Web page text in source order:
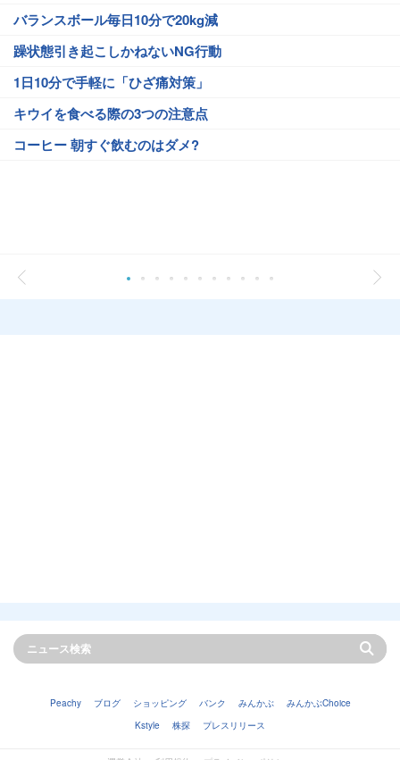
バランスボール毎日10分で20kg減
躁状態引き起こしかねないNG行動
1日10分で手軽に「ひざ痛対策」
キウイを食べる際の3つの注意点
コーヒー 朝すぐ飲むのはダメ?
Peachy ブログ ショッピング バンク みんかぶ
みんかぶChoice
Kstyle
株探 プレスリリース